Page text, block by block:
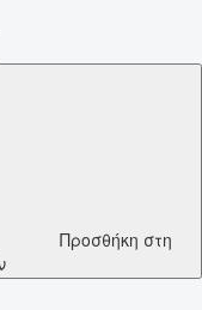
Προσθήκη στη